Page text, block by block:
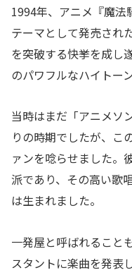
1994年、アニメ『魔法
テーマとして発売され
を突破する快挙を成し
のパワフルなハイトー
当時はまだ「アニメソ
りの時期でしたが、こ
ァンを唸らせました。
派であり、その高い歌
は生まれました。
一発屋と呼ばれること
スタントに楽曲を発表